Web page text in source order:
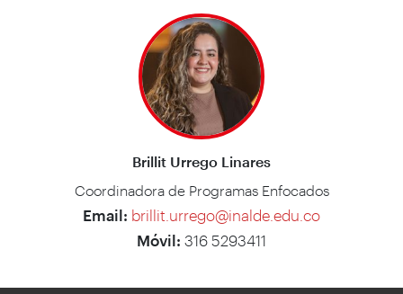
Brillit Urrego Linares
Coordinadora de Programas Enfocados
Email: brillit.urrego@inalde.edu.co
Móvil: 316 5293411